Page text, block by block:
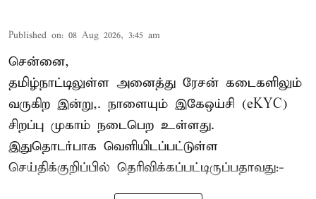
Published on: 08 Aug 2026, 3:45 am
சென்னை,
தமிழ்நாட்டிலுள்ள அனைத்து ரேசன் கடைகளிலும்
வருகிற இன்று,. நாளையும் இகேஒய்சி (eKYC)
சிறப்பு முகாம் நடைபெற உள்ளது.
இதுதொடர்பாக வெளியிடப்பட்டுள்ள
செய்திக்குறிப்பில் தெரிவிக்கப்பட்டிருப்பதாவது:-